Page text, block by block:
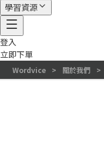
學習資源
登入
立即下單
Wordvice > 關於我們 >